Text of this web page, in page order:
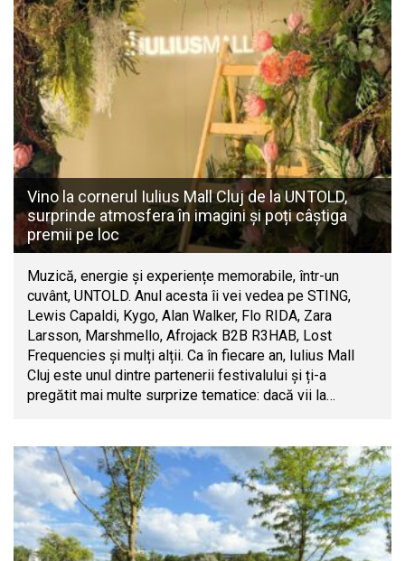
Vino la cornerul Iulius Mall Cluj de la UNTOLD,
surprinde atmosfera în imagini și poți câștiga
premii pe loc
Muzică, energie și experiențe memorabile, într-un
cuvânt, UNTOLD. Anul acesta îi vei vedea pe STING,
Lewis Capaldi, Kygo, Alan Walker, Flo RIDA, Zara
Larsson, Marshmello, Afrojack B2B R3HAB, Lost
Frequencies și mulți alții. Ca în fiecare an, Iulius Mall
Cluj este unul dintre partenerii festivalului și ți-a
pregătit mai multe surprize tematice: dacă vii la…